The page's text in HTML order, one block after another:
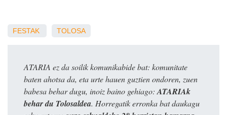
FESTAK TOLOSA
ATARIA ez da soilik komunikabide bat: komunitate
baten ahotsa da, eta urte hauen guztien ondoren, zuen
babesa behar dugu, inoiz baino gehiago: ATARIAk
behar du Tolosaldea. Horregatik erronka bat daukagu